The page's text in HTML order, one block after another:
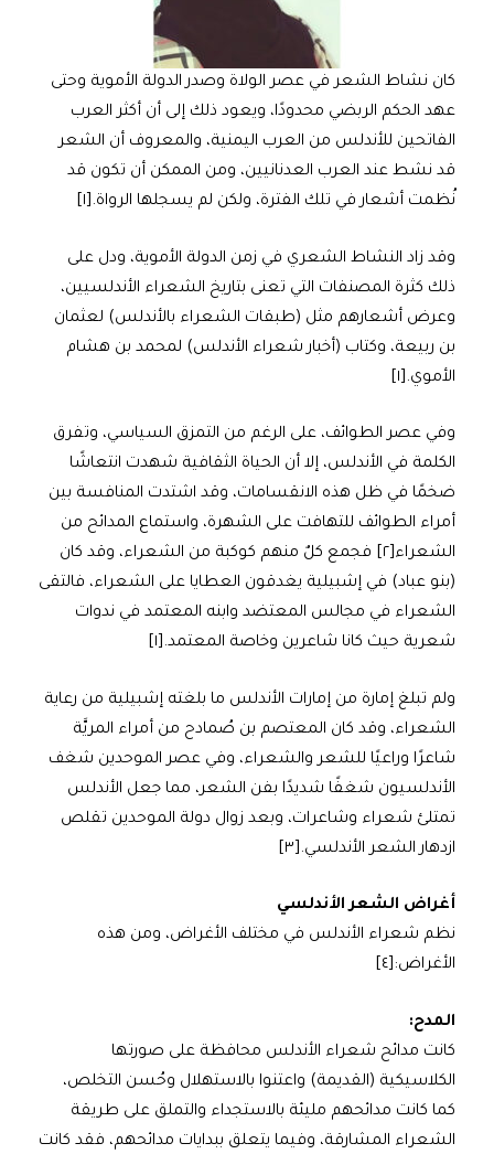
كان نشاط الشعر في عصر الولاة وصدر الدولة الأموية وحتى
عهد الحكم الربضي محدودًا، ويعود ذلك إلى أن أكثر العرب
الفاتحين للأندلس من العرب اليمنية، والمعروف أن الشعر
قد نشط عند العرب العدنانيين، ومن الممكن أن تكون قد
نُظمت أشعار في تلك الفترة، ولكن لم يسجلها الرواة.[١]
وقد زاد النشاط الشعري في زمن الدولة الأموية، ودل على
ذلك كثرة المصنفات التي تعنى بتاريخ الشعراء الأندلسيين،
وعرض أشعارهم مثل (طبقات الشعراء بالأندلس) لعثمان
بن ربيعة، وكتاب (أخبار شعراء الأندلس) لمحمد بن هشام
الأموي.[١]
وفي عصر الطوائف، على الرغم من التمزق السياسي، وتفرق
الكلمة في الأندلس، إلا أن الحياة الثقافية شهدت انتعاشًا
ضخمًا في ظل هذه الانقسامات، وقد اشتدت المنافسة بين
أمراء الطوائف للتهافت على الشهرة، واستماع المدائح من
الشعراء[٢] فجمع كلٌ منهم كوكبة من الشعراء، وقد كان
(بنو عباد) في إشبيلية يغدقون العطايا على الشعراء، فالتقى
الشعراء في مجالس المعتضد وابنه المعتمد في ندوات
شعرية حيث كانا شاعرين وخاصة المعتمد.[١]
ولم تبلغ إمارة من إمارات الأندلس ما بلغته إشبيلية من رعاية
الشعراء، وقد كان المعتصم بن صُمادح من أمراء المريَّة
شاعرًا وراعيًا للشعر والشعراء، وفي عصر الموحدين شغف
الأندلسيون شغفًا شديدًا بفن الشعر، مما جعل الأندلس
تمتلئ شعراء وشاعرات، وبعد زوال دولة الموحدين تقلص
ازدهار الشعر الأندلسي.[٣]
أغراض الشعر الأندلسي
نظم شعراء الأندلس في مختلف الأغراض، ومن هذه
الأغراض:[٤]
المدح:
كانت مدائح شعراء الأندلس محافظة على صورتها
الكلاسيكية (القديمة) واعتنوا بالاستهلال وحُسن التخلص،
كما كانت مدائحهم مليئة بالاستجداء والتملق على طريقة
الشعراء المشارقة، وفيما يتعلق ببدايات مدائحهم، فقد كانت